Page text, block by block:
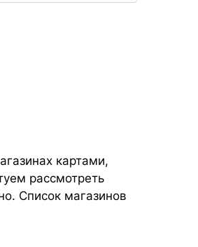
картами,
рассмотреть
Список магазинов